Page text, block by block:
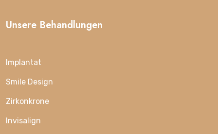
Unsere Behandlungen
Implantat
Smile Design
Zirkonkrone
Invisalign